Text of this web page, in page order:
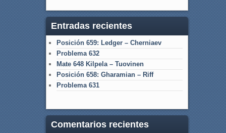
Entradas recientes
Posición 659: Ledger – Cherniaev
Problema 632
Mate 648 Kilpela – Tuovinen
Posición 658: Gharamian – Riff
Problema 631
Comentarios recientes